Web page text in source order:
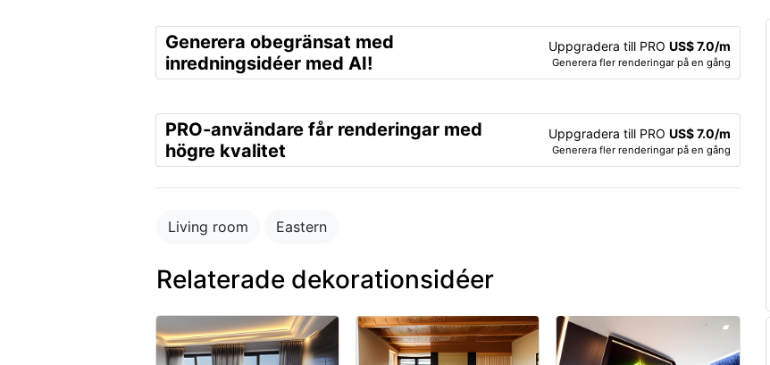
Generera obegränsat med
inredningsidéer med AI!
Uppgradera till PRO US$ 7.0/m
Generera fler renderingar på en gång
PRO-användare får renderingar med
högre kvalitet
Uppgradera till PRO US$ 7.0/m
Generera fler renderingar på en gång
Living room Eastern
Relaterade dekorationsidéer